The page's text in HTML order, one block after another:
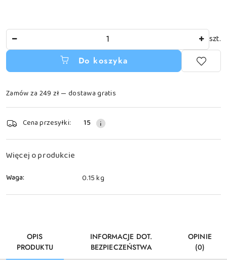
szt.
Do koszyka
Zamów za 249 zł — dostawa gratis
i
dostawa
Cena przesyłki: 15
Więcej o produkcie
Waga: 0.15 kg
OPIS
PRODUKTU
INFORMACJE DOT.
BEZPIECZEŃSTWA
OPINIE
(0)